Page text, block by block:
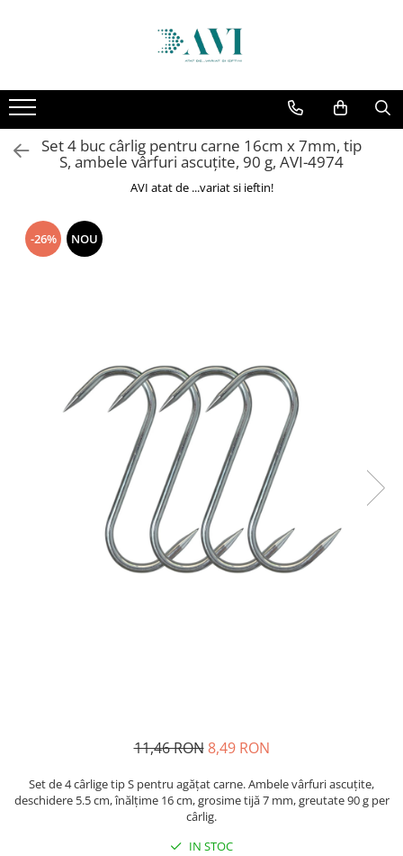
Casa
Accesorii uscatoare rufe
Aparate electrocasnice & accesorii
Accesorii pentru ochelari si lentile
de contact
Coloane de dus si seturi de dus
Odorizant toaleta
Oglinzi si mobilier baie
Baterii sanitare bucatarie
Cantare de bucatarie
Chiuvete bucatarie
Curatatoare legume si fructe
Tirbusoane si dopuri
Cantare electronice comerciale
Curatenie generala
Set 4 buc cârlig pentru carne 16cm x 7mm, tip
S, ambele vârfuri ascuțite, 90 g, AVI-4974
AVI atat de ...variat si ieftin!
-26% NOU
11,46 RON 8,49 RON
Set de 4 cârlige tip S pentru agățat carne. Ambele vârfuri ascuțite,
deschidere 5.5 cm, înălțime 16 cm, grosime tijă 7 mm, greutate 90 g per
cârlig.
IN STOC